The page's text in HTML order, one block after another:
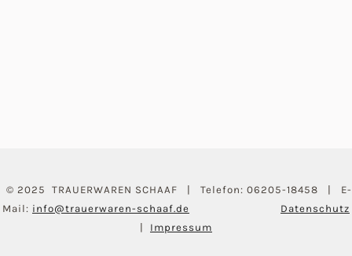
© 2025 TRAUERWAREN SCHAAF | Telefon: 06205-18458 | E-
Mail: info@trauerwaren-schaaf.de
Datenschutz
Impressum